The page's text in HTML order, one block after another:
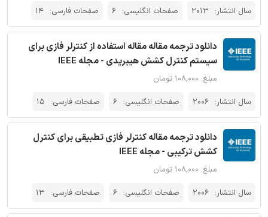
سال انتشار: 2013 صفحات انگلیسی: 6 صفحات فارسی: 14
دانلود ترجمه مقاله مقاله استفاده از کنترلر فازی برای
سیستم کنترل کشش هیبریدی - مجله IEEE
مبلغ: ۱۰۸,۰۰۰ تومان
سال انتشار: 2006 صفحات انگلیسی: 6 صفحات فارسی: 15
دانلود ترجمه مقاله کنترلر فازی تطبیقی برای کنترل
کشش ترکیبی - مجله IEEE
مبلغ: ۱۰۸,۰۰۰ تومان
سال انتشار: 2006 صفحات انگلیسی: 6 صفحات فارسی: 13